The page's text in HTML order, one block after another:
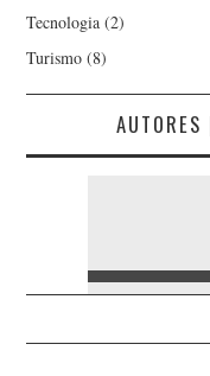
Tecnologia (2)
Turismo (8)